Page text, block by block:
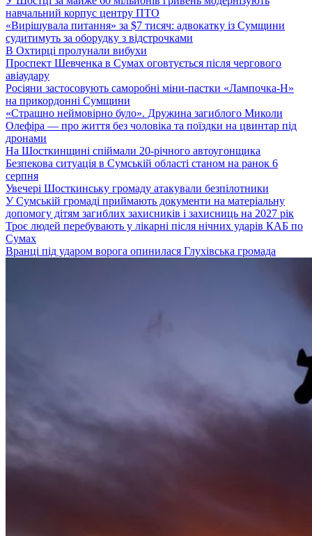
навчальний корпус центру ПТО
«Вирішувала питання» за $7 тисяч: адвокатку із Сумщини
судитимуть за оборудку з відстрочками
В Охтирці пролунали вибухи
Проспект Шевченка в Сумах оговтується після чергового
авіаудару
Росіяни застосовують саморобні міни-пастки «Лампочка-Н»
на прикордонні Сумщини
«Страшно неймовірно було». Дружина загиблого Миколи
Олефіра — про життя без чоловіка та поїздки на цвинтар під
дронами
На Шосткинщині спіймали 20-річного автоугонщика
Безпекова ситуація в Сумській області станом на ранок 6
серпня
Увечері Шосткинську громаду атакували безпілотники
У Сумській громаді приймають документи на матеріальну
допомогу дітям загиблих захисників і захисниць на 2027 рік
Троє людей перебувають у лікарні після нічних ударів КАБ по
Сумах
Вранці під ударом ворога опинилася Глухівська громада